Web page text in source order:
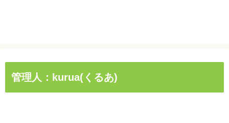
管理人：kurua(くるあ)